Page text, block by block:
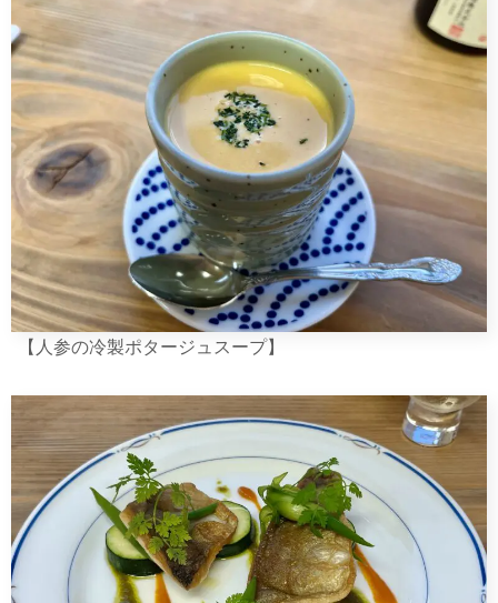
【人参の冷製ポタージュスープ】